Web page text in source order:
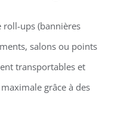
ups (bannières
salons ou points
transportables et
grâce à des